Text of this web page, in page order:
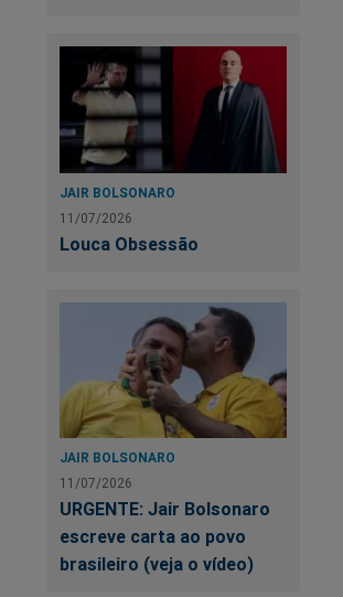
JAIR BOLSONARO
11/07/2026
Louca Obsessão
JAIR BOLSONARO
11/07/2026
URGENTE: Jair Bolsonaro
escreve carta ao povo
brasileiro (veja o vídeo)